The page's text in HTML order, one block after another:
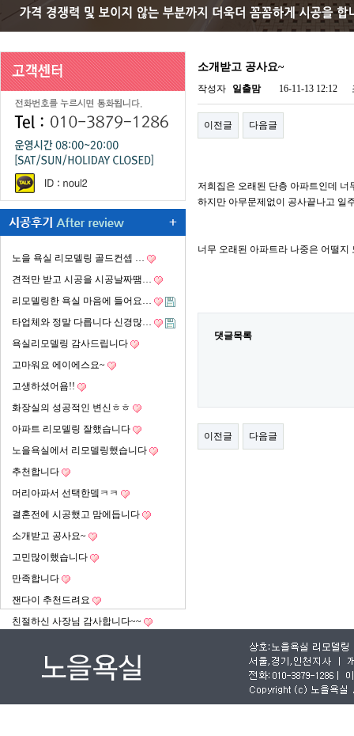
노을 욕실 리모델링 골드컨셉 …
견적만 받고 시공을 시공날짜땜…
리모델링한 욕실 마음에 들어요…
타업체와 정말 다릅니다 신경많…
욕실리모델링 감사드립니다
고마워요 에이에스요~
고생하셨어욤!!
화장실의 성공적인 변신ㅎㅎ
아파트 리모델링 잘했습니다
노을욕실에서 리모델링했습니다
추천합니다
머리아파서 선택한뎈ㅋㅋ
결혼전에 시공했고 맘에듭니다
소개받고 공사요~
고민많이했습니다
만족합니다
잰다이 추천드려요
친절하신 사장님 감사합니다~~
소개받고 공사요~
작성자 일출맘 16-11-13 12:12
이전글 다음글
저희집은 오래된 단층 아파트인데
하지만 아무문제없이 공사끝나고 일
너무 오래된 아파트라 나중은 어떨
댓글목록
이전글 다음글